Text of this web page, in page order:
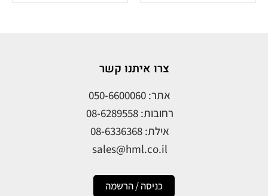
צרו איתנו קשר
אתר: 050-6600060
רחובות: 08-6289558
אילת: 08-6336368
sales@hml.co.il
כניסה / הרשמה